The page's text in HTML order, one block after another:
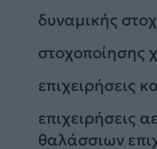
δυναμικής
στοχοποίησης
επιχειρήσεις
επιχειρήσεις
θαλάσσιων